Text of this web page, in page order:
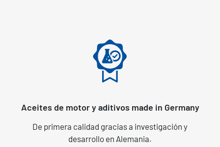
Aceites de motor y aditivos made in Germany
De primera calidad gracias a investigación y
desarrollo en Alemania.